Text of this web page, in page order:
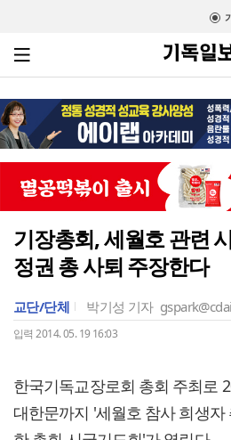
기장총회, 세월호 관련
정권 총 사퇴 주장한다
교단/단체 박기성 기자
입력 2014. 05. 19 16:03
한국기독교장로회 총회 주최로
대한문까지 '세월호 참사 희생